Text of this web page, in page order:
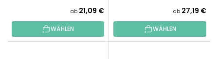
ab 21,09 €
WÄHLEN
ab 27,19 €
WÄHLEN